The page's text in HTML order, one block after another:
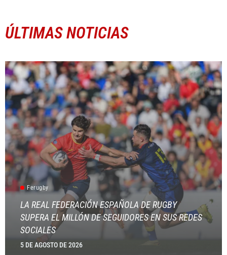
ÚLTIMAS NOTICIAS
Ferugby
LA REAL FEDERACIÓN ESPAÑOLA DE RUGBY
SUPERA EL MILLÓN DE SEGUIDORES EN SUS REDES
SOCIALES
5 DE AGOSTO DE 2026